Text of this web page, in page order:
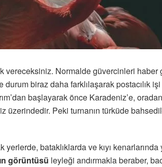
vereceksiniz. Normalde güvercinleri haber
biraz daha farklılaşarak postacılık
başlayarak önce Karadeniz’e,
üzerindedir. Peki turnanın türküde
bataklıklarda ve kıyı kenarlarında
görüntüsü leyleği andırmakla beraber,